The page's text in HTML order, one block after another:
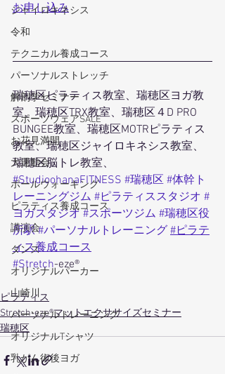
ジャイロキネシス
令和
テクニカル養成コース
パーソナルストレッチ
解剖学セミナー
スポーツウェアSALE
お花見満開
大運動会
ポールウォーキング
ピラティス養成コース
講演会
ダンス
オリジナルパーカー
山崎川
パーソナルトレーニング
オリジナルTシャツ
乳がん術後ヨガ
お申し込み
瑞穂区ピラティス教室、瑞穂区ヨガ教
室、瑞穂区TRX教室、瑞穂区４D PRO
BUNGEE教室、瑞穂区MOTRピラティス
教室、瑞穂区ジャイロキネシス教室、
瑞穂区脳トレ教室、
#StudioohanaFITNESS #瑞穂区 #体幹ト
レーニングジム #ピラティススタジオ #
ヨガスタジオ #スポーツジム #瑞穂区役
所駅 #パーソナルトレーニング #ピラテ
ィス養成コース
#Stretch-eze®
ピラティス
Stretch-eze®マットエクササイズセミナー
瑞穂区